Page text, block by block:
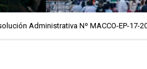
Administrativa Nº MACCO-EP-17-